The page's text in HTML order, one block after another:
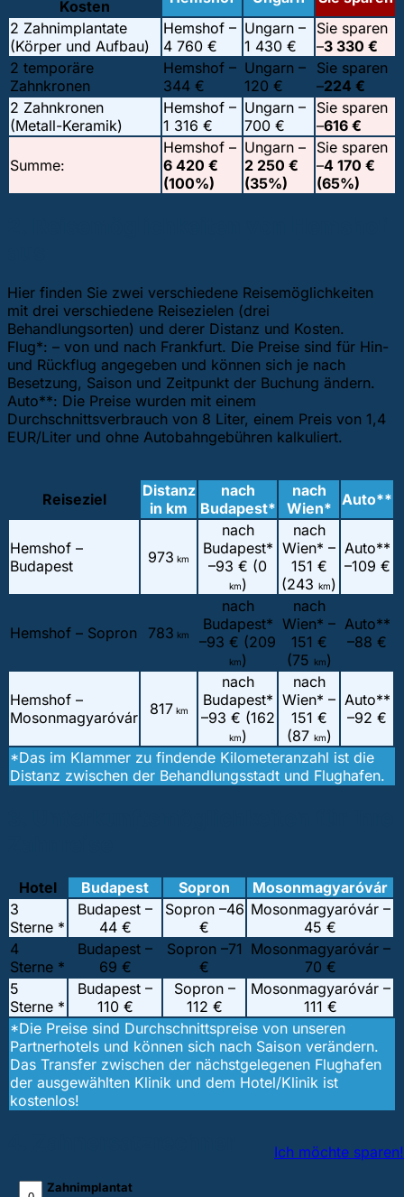
Kosten
2 Zahnimplantate
(Körper und Aufbau)
Hemshof –
4 760 €
Ungarn –
1 430 €
Sie sparen
–3 330 €
2 temporäre
Zahnkronen
Hemshof –
344 €
Ungarn –
120 €
Sie sparen
–224 €
2 Zahnkronen
(Metall-Keramik)
Hemshof –
1 316 €
Ungarn –
700 €
Sie sparen
–616 €
Summe:
Hemshof –
6 420 €
(100%)
Ungarn –
2 250 €
(35%)
Sie sparen
–4 170 €
(65%)
Hier finden Sie zwei verschiedene Reisemöglichkeiten
mit drei verschiedene Reisezielen (drei
Behandlungsorten) und derer Distanz und Kosten.
Flug*: – von und nach Frankfurt. Die Preise sind für Hin-
und Rückflug angegeben und können sich je nach
Besetzung, Saison und Zeitpunkt der Buchung ändern.
Auto**: Die Preise wurden mit einem
Durchschnittsverbrauch von 8 Liter, einem Preis von 1,4
EUR/Liter und ohne Autobahngebühren kalkuliert.
Reiseziel
Distanz
in km
nach
Budapest*
nach
Wien* Auto**
Hemshof –
Budapest
973 km
nach
Budapest*
–93 € (0
km)
nach
Wien* –
151 €
(243 km)
Auto**
–109 €
Hemshof – Sopron 783 km
nach
Budapest*
–93 € (209
km)
nach
Wien* –
151 €
(75 km)
Auto**
–88 €
Hemshof –
Mosonmagyaróvár
817 km
nach
Budapest*
–93 € (162
km)
nach
Wien* –
151 €
(87 km)
Auto**
–92 €
*Das im Klammer zu findende Kilometeranzahl ist die
Distanz zwischen der Behandlungsstadt und Flughafen.
Hotel Budapest Sopron
Mosonmagyaróvár
3
Sterne *
Budapest –
44 €
Sopron –46
€
Mosonmagyaróvár –
45 €
4
Sterne *
Budapest –
69 €
Sopron –71
€
Mosonmagyaróvár –
70 €
5
Sterne *
Budapest –
110 €
Sopron –
112 €
Mosonmagyaróvár –
111 €
*Die Preise sind Durchschnittspreise von unseren
Partnerhotels und können sich nach Saison verändern.
Das Transfer zwischen der nächstgelegenen Flughafen
der ausgewählten Klinik und dem Hotel/Klinik ist
kostenlos!
Ich möchte sparen!
Zahnimplantat